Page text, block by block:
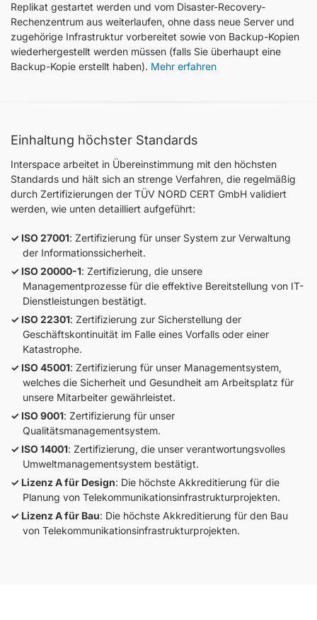
Replikat gestartet werden und vom Disaster-Recovery-
Rechenzentrum aus weiterlaufen, ohne dass neue Server und
zugehörige Infrastruktur vorbereitet sowie von Backup-Kopien
wiederhergestellt werden müssen (falls Sie überhaupt eine
Backup-Kopie erstellt haben). Mehr erfahren
Einhaltung höchster Standards
Interspace arbeitet in Übereinstimmung mit den höchsten
Standards und hält sich an strenge Verfahren, die regelmäßig
durch Zertifizierungen der TÜV NORD CERT GmbH validiert
werden, wie unten detailliert aufgeführt:
ISO 27001: Zertifizierung für unser System zur Verwaltung
der Informationssicherheit.
ISO 20000-1: Zertifizierung, die unsere
Managementprozesse für die effektive Bereitstellung von IT-
Dienstleistungen bestätigt.
ISO 22301: Zertifizierung zur Sicherstellung der
Geschäftskontinuität im Falle eines Vorfalls oder einer
Katastrophe.
ISO 45001: Zertifizierung für unser Managementsystem,
welches die Sicherheit und Gesundheit am Arbeitsplatz für
unsere Mitarbeiter gewährleistet.
ISO 9001: Zertifizierung für unser
Qualitätsmanagementsystem.
ISO 14001: Zertifizierung, die unser verantwortungsvolles
Umweltmanagementsystem bestätigt.
Lizenz A für Design: Die höchste Akkreditierung für die
Planung von Telekommunikationsinfrastrukturprojekten.
Lizenz A für Bau: Die höchste Akkreditierung für den Bau
von Telekommunikationsinfrastrukturprojekten.